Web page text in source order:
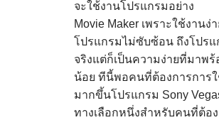
จะใช้งานโปรแกรมอย่าง
Movie Maker เพราะใช้งานง่
โปรแกรมไม่ซับซ้อน ถึงโปรแ
จริงแต่ก็เป็นความง่ายที่มาพ
น้อย ทีนี้พอคนที่ต้องการการ
มากขึ้นโปรแกรม Sony
ทางเลือกหนึ่งสำหรับคนที่ต้อ